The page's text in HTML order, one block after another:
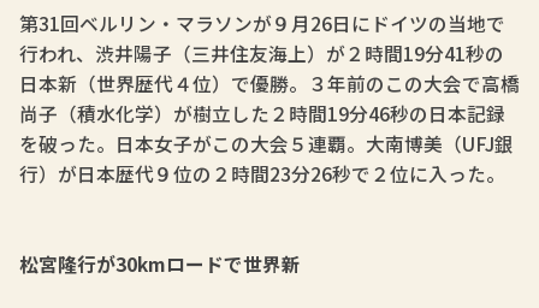
第31回ベルリン・マラソンが９月26日にドイツの当地で
行われ、渋井陽子（三井住友海上）が２時間19分41秒の
日本新（世界歴代４位）で優勝。３年前のこの大会で高橋
尚子（積水化学）が樹立した２時間19分46秒の日本記録
を破った。日本女子がこの大会５連覇。大南博美（UFJ銀
行）が日本歴代９位の２時間23分26秒で２位に入った。
松宮隆行が30kmロードで世界新